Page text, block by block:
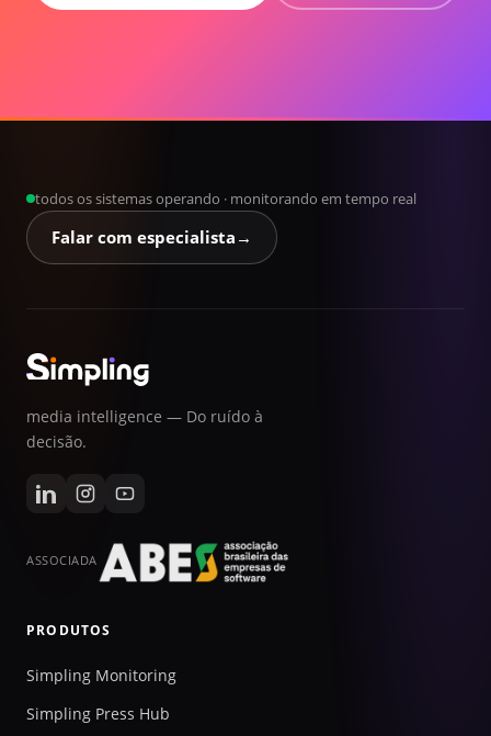
todos os sistemas operando · monitorando em tempo real
Falar com especialista →
media intelligence — Do ruído à
decisão.
ASSOCIADA
PRODUTOS
Simpling Monitoring
Simpling Press Hub